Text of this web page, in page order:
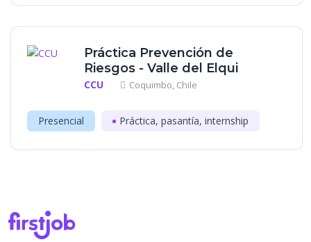
Práctica Prevención de
Riesgos - Valle del Elqui
CCU Coquimbo, Chile
Presencial Práctica, pasantía, internship